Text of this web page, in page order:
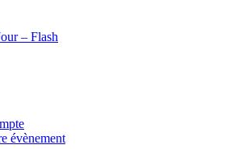
– Flash
évènement